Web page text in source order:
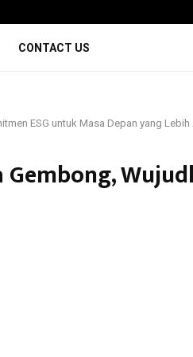
CONTACT US
ESG untuk Masa Depan yang Lebih